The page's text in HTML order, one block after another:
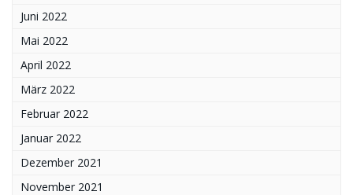
Juni 2022
Mai 2022
April 2022
März 2022
Februar 2022
Januar 2022
Dezember 2021
November 2021